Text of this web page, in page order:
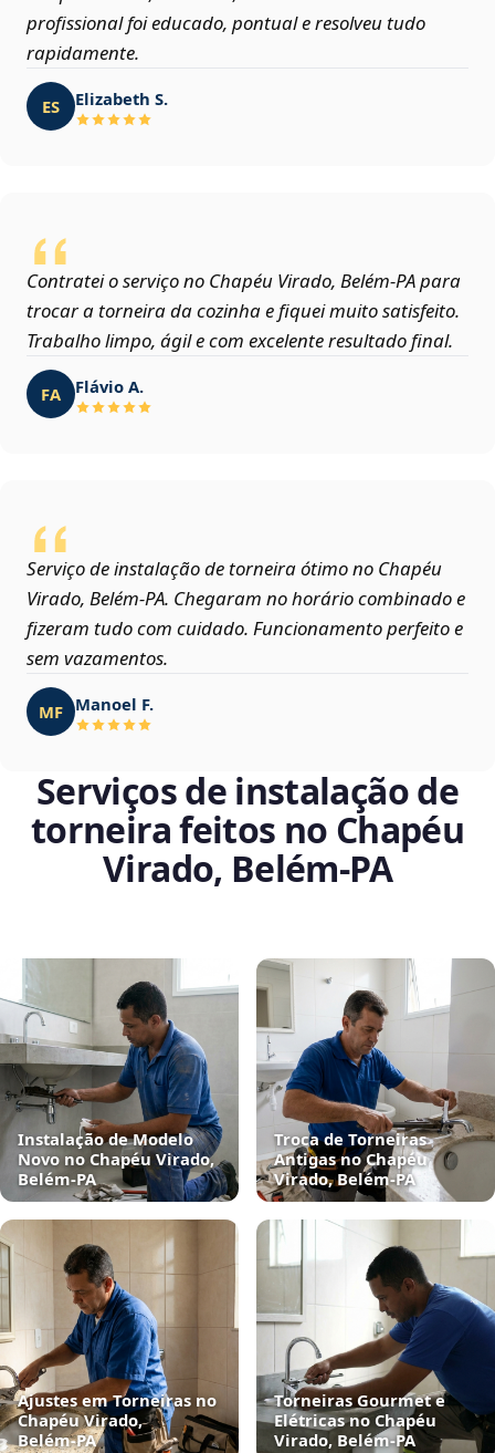
profissional foi educado, pontual e resolveu tudo
rapidamente.
ES Elizabeth S.
Contratei o serviço no Chapéu Virado, Belém‑PA para
trocar a torneira da cozinha e fiquei muito satisfeito.
Trabalho limpo, ágil e com excelente resultado final.
FA Flávio A.
Serviço de instalação de torneira ótimo no Chapéu
Virado, Belém‑PA. Chegaram no horário combinado e
fizeram tudo com cuidado. Funcionamento perfeito e
sem vazamentos.
MF Manoel F.
Serviços de instalação de
torneira feitos no Chapéu
Virado, Belém‑PA
Instalação de Modelo
Novo no Chapéu Virado,
Belém‑PA
Troca de Torneiras
Antigas no Chapéu
Virado, Belém‑PA
Ajustes em Torneiras no
Chapéu Virado,
Belém‑PA
Torneiras Gourmet e
Elétricas no Chapéu
Virado, Belém‑PA